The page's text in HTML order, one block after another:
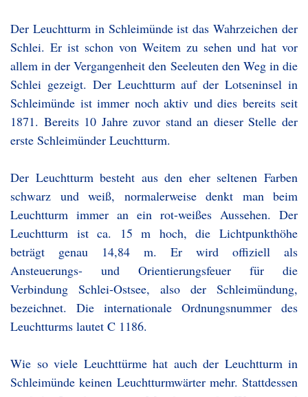
Der Leuchtturm in Schleimünde ist das Wahrzeichen der
Schlei. Er ist schon von Weitem zu sehen und hat vor
allem in der Vergangenheit den Seeleuten den Weg in die
Schlei gezeigt. Der Leuchtturm auf der Lotseninsel in
Schleimünde ist immer noch aktiv und dies bereits seit
1871. Bereits 10 Jahre zuvor stand an dieser Stelle der
erste Schleimünder Leuchtturm.
Der Leuchtturm besteht aus den eher seltenen Farben
schwarz und weiß, normalerweise denkt man beim
Leuchtturm immer an ein rot-weißes Aussehen. Der
Leuchtturm ist ca. 15 m hoch, die Lichtpunkthöhe
beträgt genau 14,84 m. Er wird offiziell als
Ansteuerungs- und Orientierungsfeuer für die
Verbindung Schlei-Ostsee, also der Schleimündung,
bezeichnet. Die internationale Ordnungsnummer des
Leuchtturms lautet C 1186.
Wie so viele Leuchttürme hat auch der Leuchtturm in
Schleimünde keinen Leuchtturmwärter mehr. Stattdessen